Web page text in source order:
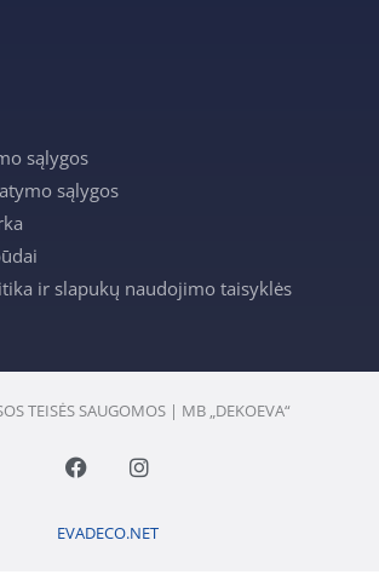
sąlygos
sąlygos
ir slapukų naudojimo taisyklės
TEISĖS SAUGOMOS | MB „DEKOEVA“
F
a
e
I
n
t
EVADECO.NET